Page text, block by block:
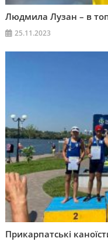
Людмила Лузан – в
25.11.2023
Прикарпатські